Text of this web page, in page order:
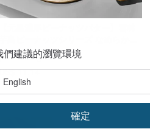
んのり甘い台湾産ピーナッツ
11.14
們建議的瀏覽環境
確定